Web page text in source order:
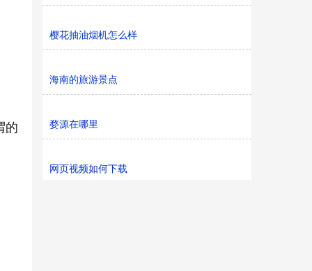
的
樱花抽油烟机怎么样
海南的旅游景点
婺源在哪里
网页视频如何下载